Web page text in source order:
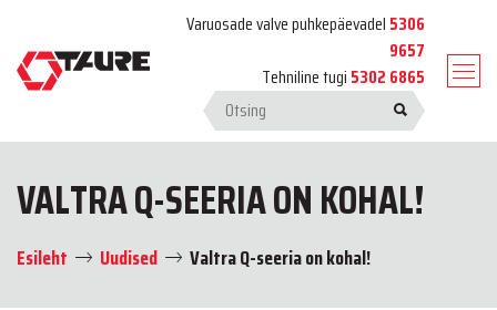
Varuosade valve puhkepäevadel 5306
9657
Tehniline tugi 5302 6865
VALTRA Q-SEERIA ON KOHAL!
Esileht Uudised Valtra Q-seeria on kohal!